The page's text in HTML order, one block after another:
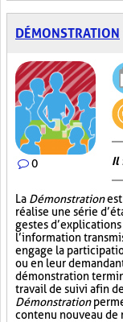
DÉMONSTRATION
0 Il
La Démonstrationest
réalise une série
gestes
l’information
engage la
ou en leur
démonstration
travail de suivi afin
Démonstration
contenu nouveau